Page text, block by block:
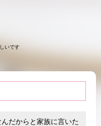
いです
だからと家族に言いた